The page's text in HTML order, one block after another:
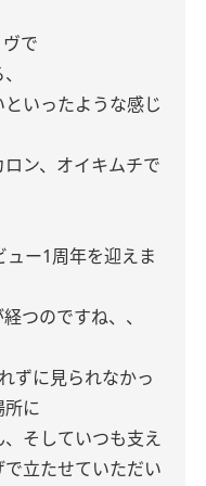
で
いったような感じ
ン、オイキムチで
ー1周年を迎えま
つのですね、、
ずに見られなかっ
所に
そしていつも支え
立たせていただい